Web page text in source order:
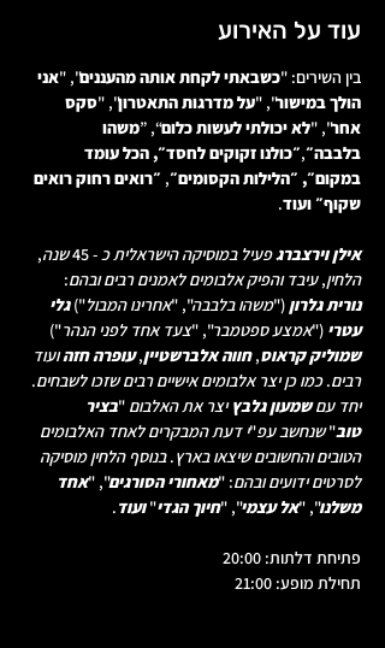
עוד על האירוע
בין השירים: "כשבאתי לקחת אותה מהעננים", "אני
הולך במישור", "על מדרגות התאטרון", "סקס
אחר", "לא יכולתי לעשות כלום“, ”משהו
בלבבה״,״כולנו זקוקים לחסד״, הכל עומד
במקום״, ״הלילות הקסומים״, ״רואים רחוק רואים
שקוף״ ועוד.
אילן וירצברג פעיל במוסיקה הישראלית כ - 45 שנה,
הלחין, עיבד והפיק אלבומים לאמנים רבים ובהם:
נורית גלרון ("משהו בלבבה", "אחרינו המבול") גלי
עטרי ("אמצע ספטמבר", "צעד אחד לפני הנהר")
שמוליק קראוס, חווה אלברשטיין, עופרה חזה ועוד
רבים. כמו כן יצר אלבומים אישיים רבים שזכו לשבחים.
יחד עם שמעון גלבץ יצר את האלבום "בציר
טוב" שנחשב עפ"י דעת המבקרים לאחד האלבומים
הטובים והחשובים שיצאו בארץ. בנוסף הלחין מוסיקה
לסרטים ידועים ובהם: "מאחורי הסורגים", "אחד
משלנו", "אל עצמי", "חיוך הגדי" ועוד.
פתיחת דלתות: 20:00
תחילת מופע: 21:00